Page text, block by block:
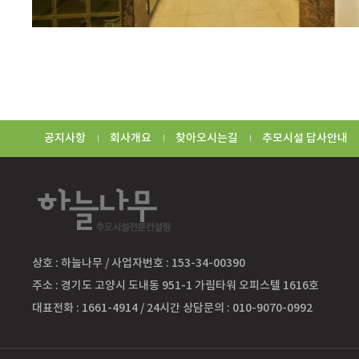
공지사항 회사개요 찾아오시는길 추모시설 답사안내
상호 : 하늘나무 / 사업자번호 : 153-34-00390
주소 : 경기도 고양시 도내동 951-1 가림타워 오피스텔 1616호
대표전화 : 1661-4914 / 24시간 상담문의 : 010-9070-0992